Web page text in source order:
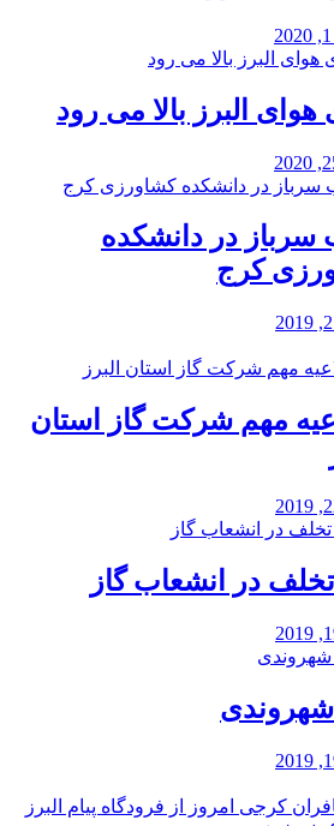
هوای البرز بالا می رود
در دانشکده
کرج
مهم شرکت گاز استان
در انشعاب گاز
شهروندی